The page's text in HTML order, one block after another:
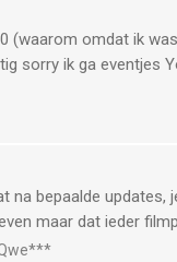
(waarom omdat ik
sorry ik ga eventjes
na bepaalde updates,
maar dat ieder